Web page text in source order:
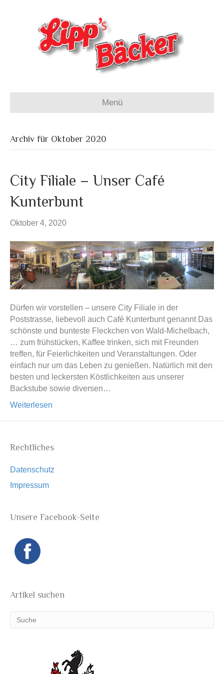
Menü
Archiv für Oktober 2020
City Filiale – Unser Café
Kunterbunt
Oktober 4, 2020
Dürfen wir vorstellen – unsere City Filiale in der
Poststrasse, liebevoll auch Café Kunterbunt genannt Das
schönste und bunteste Fleckchen von Wald-Michelbach,
… zum frühstücken, Kaffee trinken, sich mit Freunden
treffen, für Feierlichkeiten und Veranstaltungen. Oder
einfach nur um das Leben zu genießen. Natürlich mit den
besten und leckersten Köstlichkeiten aus unserer
Backstube sowie diversen…
Weiterlesen
Rechtliches
Datenschutz
Impressum
Unsere Facebook-Seite
Artikel suchen